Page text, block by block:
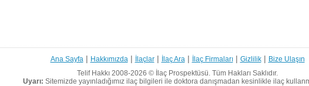
Ana Sayfa | Hakkımızda | İlaçlar| İlaç Ara | İlaç Firmaları| Gizlilik| Bize Ulaşın
Telif Hakkı 2008-2026 ©
İlaç Prospektüsü. Tüm Hakları Saklıdır.
Uyarı: Sitemizde yayınladığımız ilaç bilgileri ile doktora danışmadan kesinlikle ilaç